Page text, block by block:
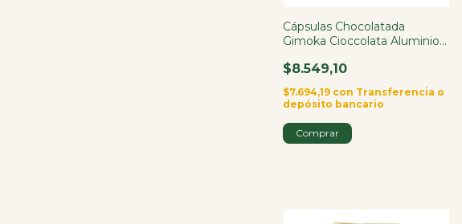
Cápsulas Chocolatada
Gimoka Cioccolata Aluminio
$8.549,10
$7.694,19 con Transferencia o
depósito bancario